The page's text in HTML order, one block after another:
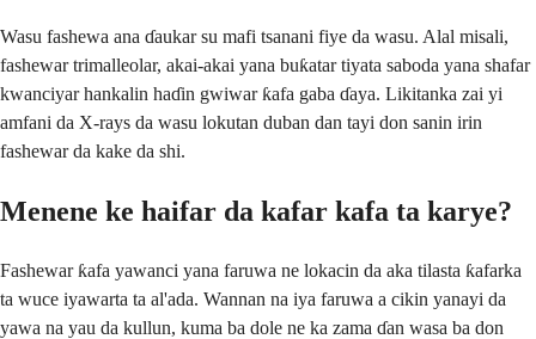
Wasu fashewa ana ɗaukar su mafi tsanani fiye da wasu. Alal misali,
fashewar trimalleolar, akai-akai yana buƙatar tiyata saboda yana shafar
kwanciyar hankalin haɗin gwiwar ƙafa gaba ɗaya. Likitanka zai yi
amfani da X-rays da wasu lokutan duban dan tayi don sanin irin
fashewar da kake da shi.
Menene ke haifar da kafar kafa ta karye?
Fashewar ƙafa yawanci yana faruwa ne lokacin da aka tilasta ƙafarka
ta wuce iyawarta ta al'ada. Wannan na iya faruwa a cikin yanayi da
yawa na yau da kullun, kuma ba dole ne ka zama ɗan wasa ba don